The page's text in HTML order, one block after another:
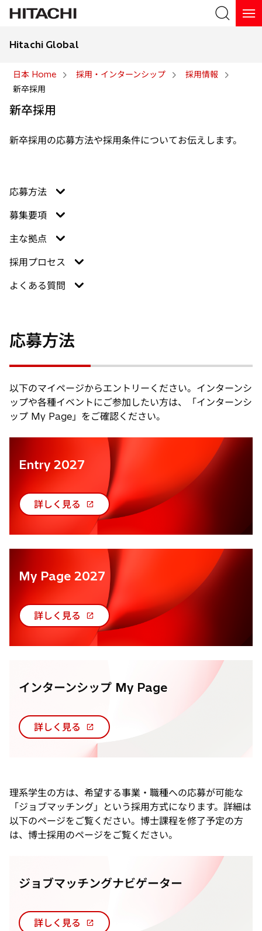
Hitachi Global
日本 Home 採用・インターンシップ
採用情報
新卒採用
新卒採用
新卒採用の応募方法や採用条件についてお伝えします。
応募方法
募集要項
主な拠点
採用プロセス
よくある質問
応募方法
以下のマイページからエントリーください。インターンシ
ップや各種イベントにご参加したい方は、「インターンシ
ップ My Page」をご確認ください。
Entry 2027
詳しく見る
新
い
タ
で
く
My Page 2027
詳しく見る
新
い
で
く
インターンシップ My Page
詳しく見る
新
ブ
で
開
く
理系学生の方は、希望する事業・職種への応募が可能な
「ジョブマッチング」という採用方式になります。詳細は
以下のページをご覧ください。博士課程を修了予定の方
は、博士採用のページをご覧ください。
ジョブマッチングナビゲーター
詳しく見る